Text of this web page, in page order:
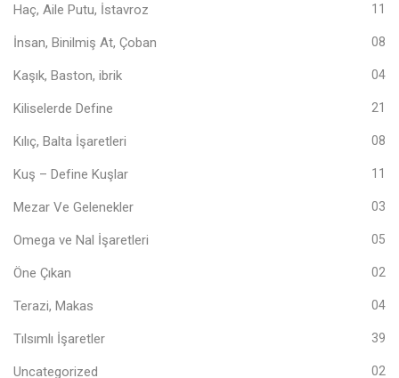
Haç, Aile Putu, İstavroz 11
İnsan, Binilmiş At, Çoban 08
Kaşık, Baston, ibrik 04
Kiliselerde Define 21
Kılıç, Balta İşaretleri 08
Kuş – Define Kuşlar 11
Mezar Ve Gelenekler 03
Omega ve Nal İşaretleri 05
Öne Çıkan 02
Terazi, Makas 04
Tılsımlı İşaretler 39
Uncategorized 02